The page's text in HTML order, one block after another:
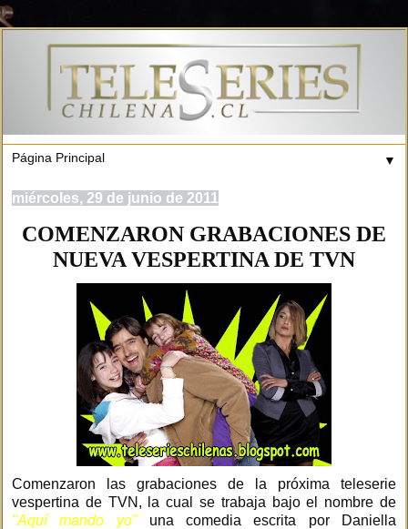
▼
miércoles, 29 de junio de 2011
COMENZARON GRABACIONES DE
NUEVA VESPERTINA DE TVN
Comenzaron las grabaciones de la próxima teleserie
vespertina de TVN, la cual se trabaja bajo el nombre de
"Aquí mando yo"una comedia escrita por Daniella